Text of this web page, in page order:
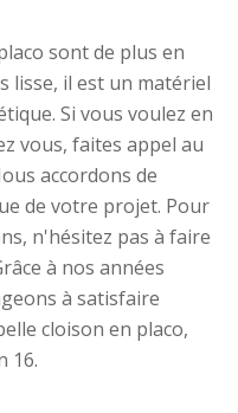
sont de plus en
lisse, il est un matériel
Si vous voulez en
vous, faites appel au
accordons de
de votre projet. Pour
n'hésitez pas à faire
à nos années
à satisfaire
cloison en placo,
16.